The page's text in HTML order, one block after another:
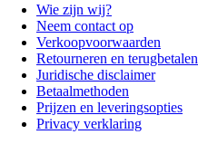
Wie zijn wij?
Neem contact op
Verkoopvoorwaarden
Retourneren en terugbetalen
Juridische disclaimer
Betaalmethoden
Prijzen en leveringsopties
Privacy verklaring